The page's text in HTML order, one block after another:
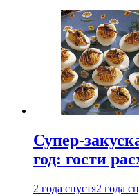
Супер-
год: гости
2 года спустя2 года